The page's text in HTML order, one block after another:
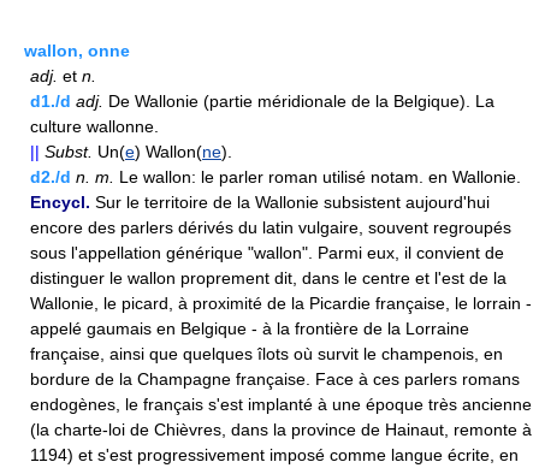
wallon, onne
adj. et n.
d1./d adj. De Wallonie (partie méridionale de la Belgique). La
culture wallonne.
|| Subst. Un(e) Wallon(ne).
d2./d n. m.
Le wallon: le parler roman utilisé notam. en Wallonie.
Encycl. Sur le territoire de la Wallonie subsistent aujourd'hui
encore des parlers dérivés du latin vulgaire, souvent regroupés
sous l'appellation générique "wallon". Parmi eux, il convient de
distinguer le wallon proprement dit, dans le centre et l'est de la
Wallonie, le picard, à proximité de la Picardie française, le lorrain -
appelé gaumais en Belgique - à la frontière de la Lorraine
française, ainsi que quelques îlots où survit le champenois, en
bordure de la Champagne française. Face à ces parlers romans
endogènes, le français s'est implanté à une époque très ancienne
(la charte-loi de Chièvres, dans la province de Hainaut, remonte à
1194) et s'est progressivement imposé comme langue écrite, en